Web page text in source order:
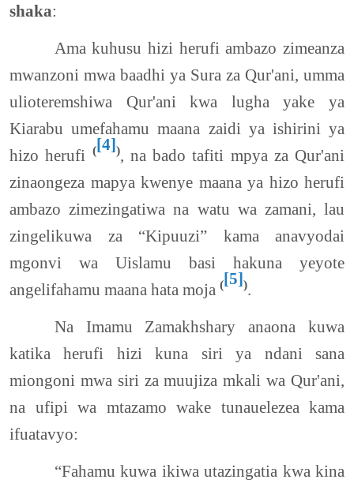
shaka:
Ama kuhusu hizi herufi ambazo zimeanza
mwanzoni mwa baadhi ya Sura za Qur'ani, umma
ulioteremshiwa Qur'ani kwa lugha yake ya
Kiarabu umefahamu maana zaidi ya ishirini ya
hizo herufi
([4]), na bado tafiti mpya za Qur'ani
zinaongeza mapya kwenye maana ya hizo herufi
ambazo zimezingatiwa na watu wa zamani, lau
zingelikuwa za “Kipuuzi” kama anavyodai
mgonvi wa Uislamu basi hakuna yeyote
angelifahamu maana hata moja ([5]).
Na Imamu Zamakhshary anaona kuwa
katika herufi hizi kuna siri ya ndani sana
miongoni mwa siri za muujiza mkali wa Qur'ani,
na ufipi wa mtazamo wake tunauelezea kama
ifuatavyo:
“Fahamu kuwa ikiwa utazingatia kwa kina